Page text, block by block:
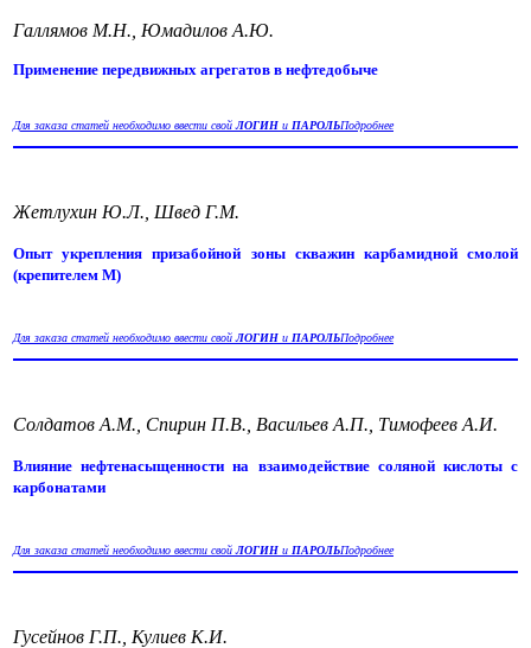
Галлямов М.Н., Юмадилов А.Ю.
Применение передвижных агрегатов в нефтедобыче
Для заказа статей необходимо ввести свойЛОГИН и ПАРОЛЬПодробнее
Жетлухин Ю.Л., Швед Г.М.
Опыт укрепления призабойной зоны скважин карбамидной смолой
(крепителем М)
Для заказа статей необходимо ввести свойЛОГИН и ПАРОЛЬПодробнее
Солдатов А.М., Спирин П.В., Васильев А.П., Тимофеев А.И.
Влияние нефтенасыщенности на взаимодействие соляной кислоты с
карбонатами
Для заказа статей необходимо ввести свойЛОГИН и ПАРОЛЬПодробнее
Гусейнов Г.П., Кулиев К.И.